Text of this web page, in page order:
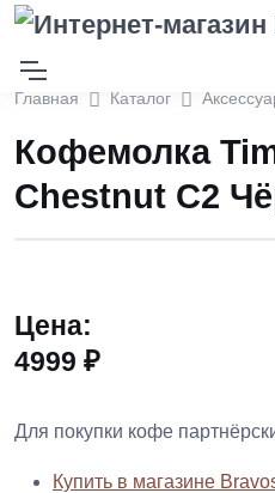
Главная Каталог
Кофемолка
Chestnut С2
Цена:
4999 ₽
Для покупки кофе
Купить в магазине